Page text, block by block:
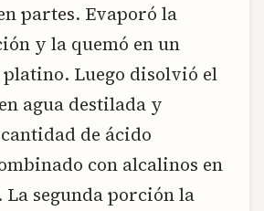
partes. Evaporó la
y la quemó en un
Luego disolvió el
agua destilada y
de ácido
con alcalinos en
La segunda porción la